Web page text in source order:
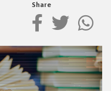
Share